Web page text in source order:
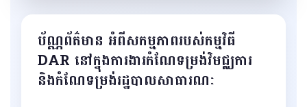
ប័ណ្ណព័ត៌មាន អំពីសកម្មភាពរបស់កម្មវិធី
DAR នៅក្នុងការងារកំណែទម្រង់វិមជ្ឈការ
និងកំណែទម្រង់រដ្ឋបាលសាធារណៈ